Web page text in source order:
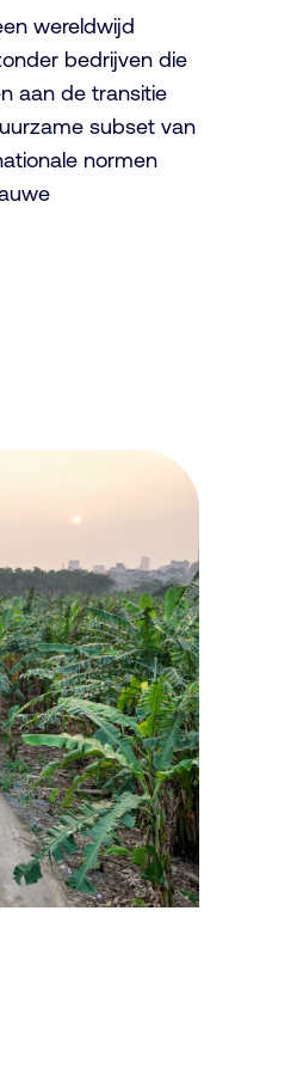
wereldwijd
bedrijven die
aan de transitie
subset van
normen